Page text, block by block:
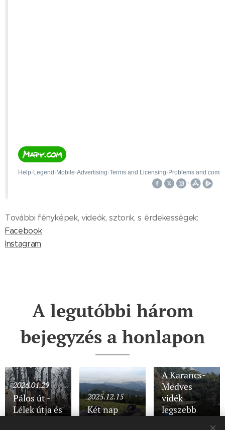
További fényképek, videók, sztorik, s érdekességek:
Facebook
Instagram
A legutóbbi három
bejegyzés a honlapon
2026.01.29
Pálos út -
Lélek útja és
2025.12.15
Két nap
A Karancs-
Medves
vidék
legszebb